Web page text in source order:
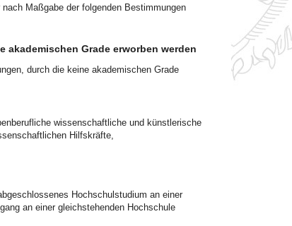
Maßgabe der folgenden Bestimmungen
Grade erworben werden
durch die keine akademischen Grade
wissenschaftliche und künstlerische
Hilfskräfte,
Hochschulstudium an einer
an einer gleichstehenden Hochschule